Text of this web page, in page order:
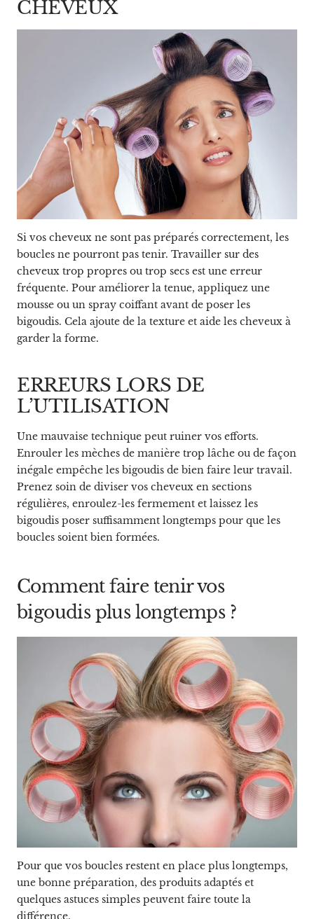
CHEVEUX
Si vos cheveux ne sont pas préparés correctement, les
boucles ne pourront pas tenir. Travailler sur des
cheveux trop propres ou trop secs est une erreur
fréquente. Pour améliorer la tenue, appliquez une
mousse ou un spray coiffant avant de poser les
bigoudis. Cela ajoute de la texture et aide les cheveux à
garder la forme.
ERREURS LORS DE
L’UTILISATION
Une mauvaise technique peut ruiner vos efforts.
Enrouler les mèches de manière trop lâche ou de façon
inégale empêche les bigoudis de bien faire leur travail.
Prenez soin de diviser vos cheveux en sections
régulières, enroulez-les fermement et laissez les
bigoudis poser suffisamment longtemps pour que les
boucles soient bien formées.
Comment faire tenir vos
bigoudis plus longtemps ?
Pour que vos boucles restent en place plus longtemps,
une bonne préparation, des produits adaptés et
quelques astuces simples peuvent faire toute la
différence.